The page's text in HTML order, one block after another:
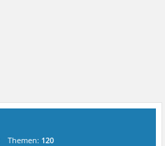
Themen: 120